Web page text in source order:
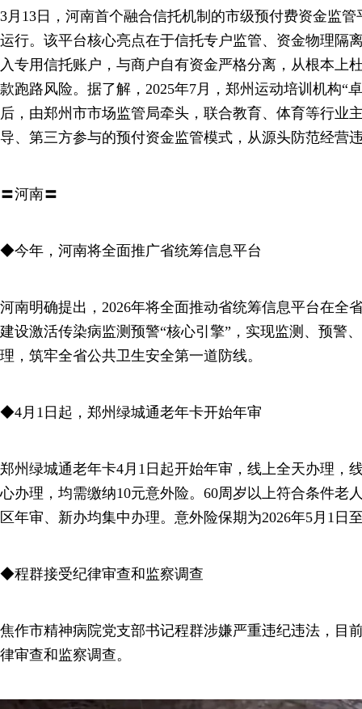
3月13日，河南首个融合信托机制的市级预付费资金监
运行。该平台核心亮点在于信托专户监管、资金物理隔
入专用信托账户，与商户自有资金严格分离，从根本上
款跑路风险。据了解，2025年7月，郑州运动培训机构“
后，由郑州市市场监管局牵头，联合教育、体育等行业
导、第三方参与的预付资金监管模式，从源头防范经营
〓河南〓
◆今年，河南将全面推广省统筹信息平台
河南明确提出，2026年将全面推动省统筹信息平台在全
建设激活传染病监测预警“核心引擎”，实现监测、预警
理，筑牢全省公共卫生安全第一道防线。
◆4月1日起，郑州绿城通老年卡开始年审
郑州绿城通老年卡4月1日起开始年审，线上全天办理，
心办理，均需缴纳10元意外险。60周岁以上符合条件老
区年审、新办均集中办理。意外险保期为2026年5月1日
◆程群接受纪律审查和监察调查
焦作市精神病院党支部书记程群涉嫌严重违纪违法，目
律审查和监察调查。